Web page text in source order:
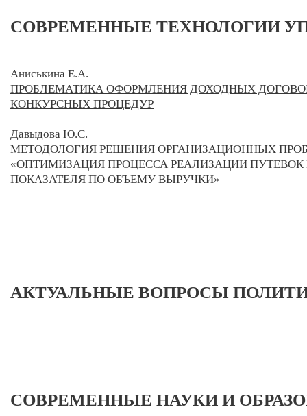
СОВРЕМЕННЫЕ ТЕХНОЛОГИИ
Аниськина Е.А.
ПРОБЛЕМАТИКА ОФОРМЛЕНИЯ ДОХОДНЫХ
КОНКУРСНЫХ ПРОЦЕДУР
Давыдова Ю.С.
МЕТОДОЛОГИЯ РЕШЕНИЯ ОРГАНИЗАЦИОННЫХ
«ОПТИМИЗАЦИЯ ПРОЦЕССА РЕАЛИЗАЦИИ
ПОКАЗАТЕЛЯ ПО ОБЪЕМУ ВЫРУЧКИ»
АКТУАЛЬНЫЕ ВОПРОСЫ
СОВРЕМЕННЫЕ НАУКИ И